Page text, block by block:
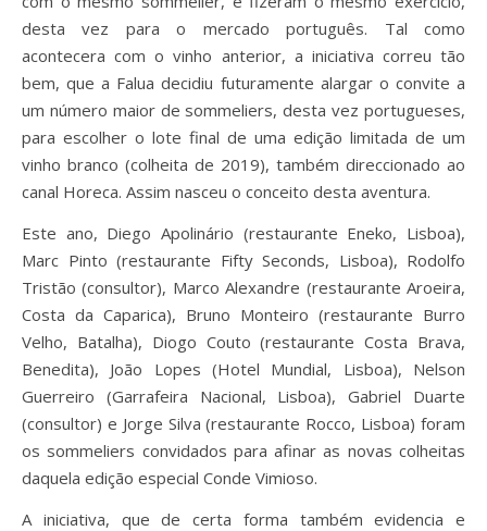
desta vez para o mercado português. Tal como
acontecera com o vinho anterior, a iniciativa correu tão
bem, que a Falua decidiu futuramente alargar o convite a
um número maior de sommeliers, desta vez portugueses,
para escolher o lote final de uma edição limitada de um
vinho branco (colheita de 2019), também direccionado ao
canal Horeca. Assim nasceu o conceito desta aventura.
Este ano, Diego Apolinário (restaurante Eneko, Lisboa),
Marc Pinto (restaurante Fifty Seconds, Lisboa), Rodolfo
Tristão (consultor), Marco Alexandre (restaurante Aroeira,
Costa da Caparica), Bruno Monteiro (restaurante Burro
Velho, Batalha), Diogo Couto (restaurante Costa Brava,
Benedita), João Lopes (Hotel Mundial, Lisboa), Nelson
Guerreiro (Garrafeira Nacional, Lisboa), Gabriel Duarte
(consultor) e Jorge Silva (restaurante Rocco, Lisboa) foram
os sommeliers convidados para afinar as novas colheitas
daquela edição especial Conde Vimioso.
A iniciativa, que de certa forma também evidencia e